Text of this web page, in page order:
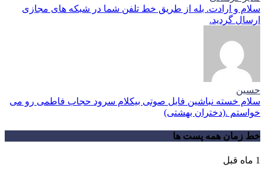
سلام و ارادت. بله از طریق خط تلفن شما در شبکه های مجازی
ارسال گردید.
حسین
سلام خسته نباشین فایل صوتی بیکلام سرود حجاب فاطمی رو می
خواستم .(دختران بهشتی)
خط زمان همه پست ها
1 ماه قبل